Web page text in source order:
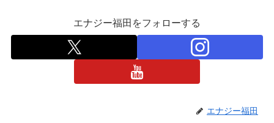
エナジー福田をフォローする
エナジー福田